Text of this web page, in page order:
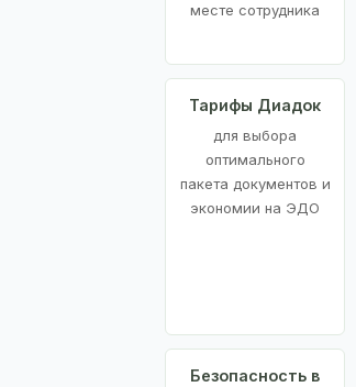
месте сотрудника
Тарифы Диадок
для выбора
оптимального
пакета документов и
экономии на ЭДО
Безопасность в